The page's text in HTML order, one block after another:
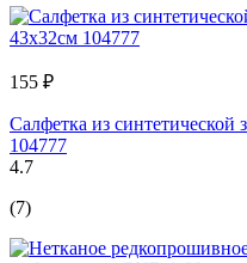
155 ₽
Салфетка из
104777
4.7
(7)